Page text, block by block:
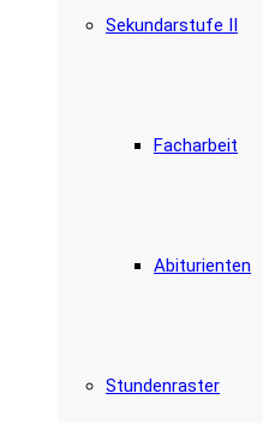
Sekundarstufe II
Facharbeit
Abiturienten
Stundenraster